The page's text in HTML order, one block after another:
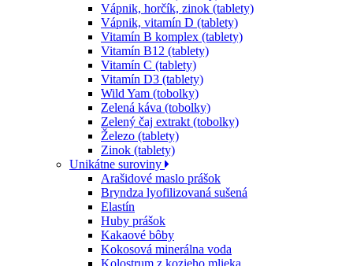
Vápnik, horčík, zinok (tablety)
Vápnik, vitamín D (tablety)
Vitamín B komplex (tablety)
Vitamín B12 (tablety)
Vitamín C (tablety)
Vitamín D3 (tablety)
Wild Yam (tobolky)
Zelená káva (tobolky)
Zelený čaj extrakt (tobolky)
Železo (tablety)
Zinok (tablety)
Unikátne suroviny
Arašidové maslo prášok
Bryndza lyofilizovaná sušená
Elastín
Huby prášok
Kakaové bôby
Kokosová minerálna voda
Kolostrum z kozieho mlieka